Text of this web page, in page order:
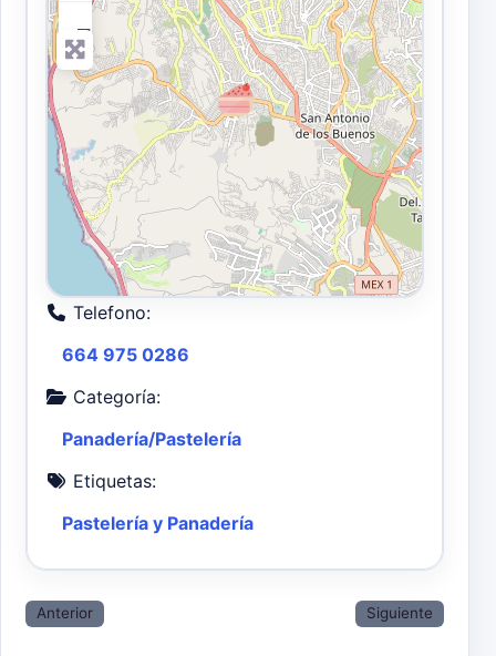
−
Telefono:
664 975 0286
Categoría:
Panadería/Pastelería
Etiquetas:
Pastelería y Panadería
Anterior Siguiente